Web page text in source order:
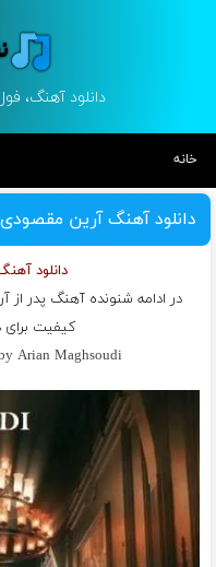
دانلود آهنگ،
خانه
دانلود آهنگ آرین مقصودی
دانلود
در ادامه شنونده آهنگ پدر از
کیفیت برای
Arian Maghsoudi